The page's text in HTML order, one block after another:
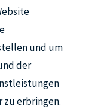
und um
der
erbringen.